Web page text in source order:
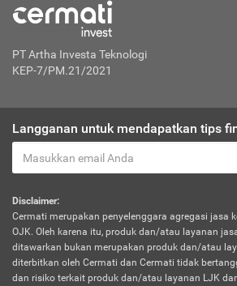
PT Artha Investa Teknologi
KEP-7/PM.21/2021
Langganan untuk mendapatkan tips
Disclaimer:
Cermati merupakan penyelenggara agregasi jasa
OJK. Oleh karena itu, produk dan/atau layanan
ditawarkan bukan merupakan produk dan/atau
diterbitkan oleh Cermati dan Cermati tidak
dan risiko terkait produk dan/atau layanan LJK